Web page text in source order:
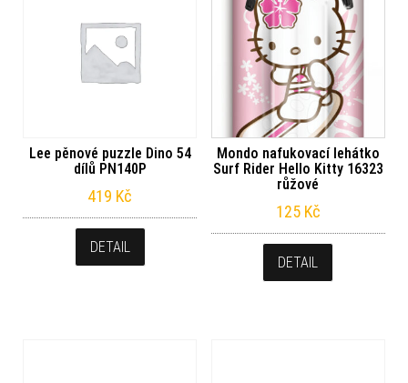
Lee pěnové puzzle Dino 54
dílů PN140P
419 Kč
DETAIL
Mondo nafukovací lehátko
Surf Rider Hello Kitty 16323
růžové
125 Kč
DETAIL